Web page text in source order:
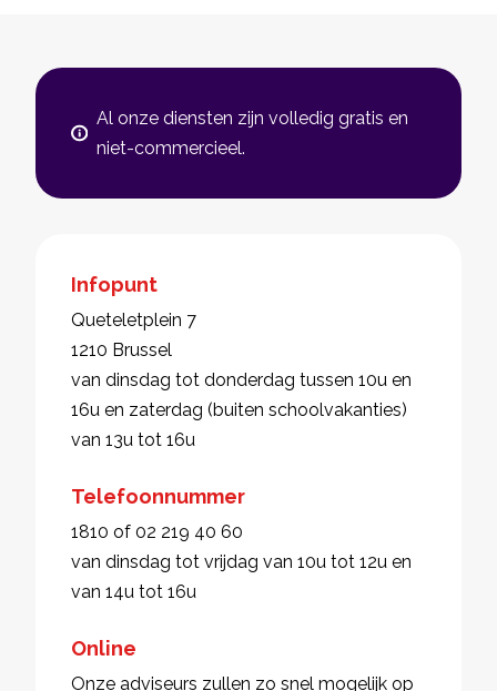
Al onze diensten zijn volledig gratis en
niet-commercieel.
Infopunt
Queteletplein 7
1210 Brussel
van dinsdag tot donderdag tussen 10u en
16u en zaterdag (buiten schoolvakanties)
van 13u tot 16u
Telefoonnummer
1810 of 02 219 40 60
van dinsdag tot vrijdag van 10u tot 12u en
van 14u tot 16u
Online
Onze adviseurs zullen zo snel mogelijk op